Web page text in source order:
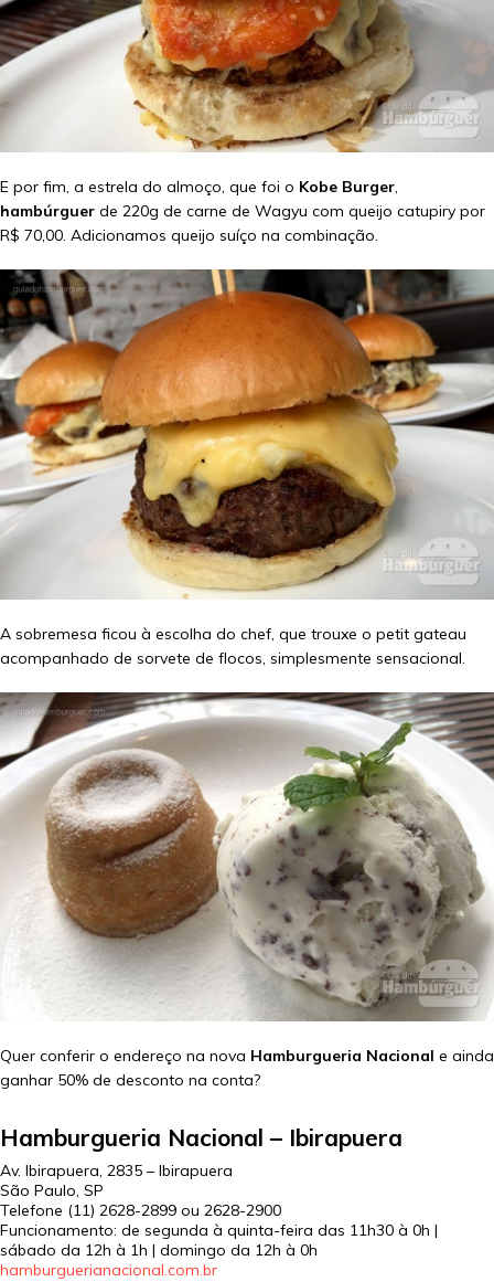
E por fim, a estrela do almoço, que foi o Kobe Burger,
hambúrguer de 220g de carne de Wagyu com queijo catupiry por
R$ 70,00. Adicionamos queijo suíço na combinação.
A sobremesa ficou à escolha do chef, que trouxe o petit gateau
acompanhado de sorvete de flocos, simplesmente sensacional.
Quer conferir o endereço na nova Hamburgueria Nacional e ainda
ganhar 50% de desconto na conta?
Hamburgueria Nacional – Ibirapuera
Av. Ibirapuera, 2835 – Ibirapuera
São Paulo, SP
Telefone (11) 2628-2899 ou 2628-2900
Funcionamento: de segunda à quinta-feira das 11h30 à 0h |
sábado da 12h à 1h | domingo da 12h à 0h
hamburguerianacional.com.br